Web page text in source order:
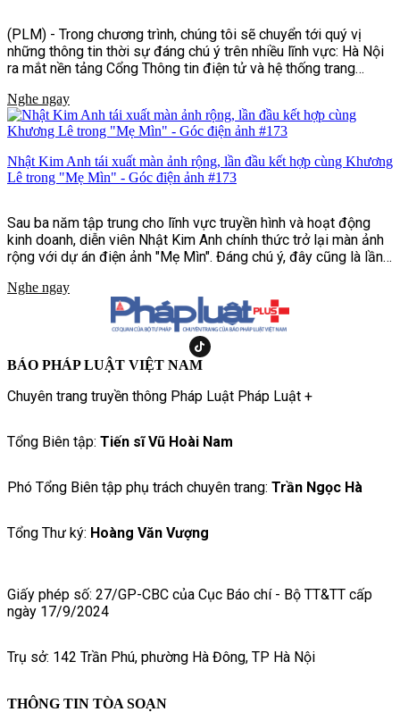
(PLM) - Trong chương trình, chúng tôi sẽ chuyển tới quý vị
những thông tin thời sự đáng chú ý trên nhiều lĩnh vực: Hà Nội
ra mắt nền tảng Cổng Thông tin điện tử và hệ thống trang
niệm Ngày Thương binh - Liệt sĩ, cùng những nỗ lực tăng
cường bảo đảm an toàn giao thông, phòng, chống mua bán
người và nhiều tin tức nổi bật khác.
Nghe ngay
Nhật Kim Anh tái xuất màn ảnh rộng, lần đầu kết hợp cùng Khương
Lê trong "Mẹ Mìn" - Góc điện ảnh #173
Sau ba năm tập trung cho lĩnh vực truyền hình và hoạt động
kinh doanh, diễn viên Nhật Kim Anh chính thức trở lại màn ảnh
rộng với dự án điện ảnh "Mẹ Mìn". Đáng chú ý, đây cũng là lần
kém cô 13 tuổi. Dù không vào vai cặp đôi, sự kết hợp giữa hai
gương mặt thuộc hai thế hệ diễn viên vẫn nhanh chóng thu hút
sự quan tâm của khán giả ngay từ những hình ảnh đầu tiên
Nghe ngay
BÁO PHÁP LUẬT VIỆT NAM
Chuyên trang truyền thông Pháp Luật Pháp Luật +
Tổng Biên tập: Tiến sĩ Vũ Hoài Nam
Phó Tổng Biên tập phụ trách chuyên trang: Trần Ngọc Hà
Tổng Thư ký: Hoàng Văn Vượng
Giấy phép số: 27/GP-CBC của Cục Báo chí - Bộ TT&TT cấp
ngày 17/9/2024
Trụ sở: 142 Trần Phú, phường Hà Đông, TP Hà Nội
THÔNG TIN TÒA SOẠN